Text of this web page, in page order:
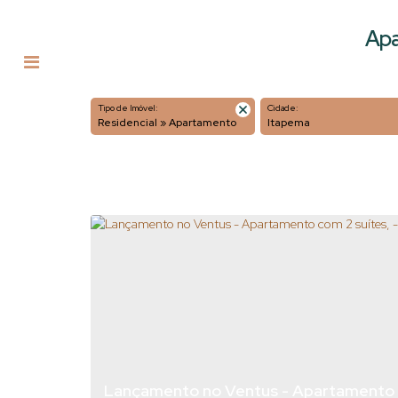
Tipo de Imóvel:
Residencial » Apartamento
Cidade:
Itapema